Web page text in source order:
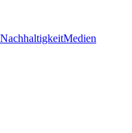
NachhaltigkeitMedien